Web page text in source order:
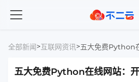
全部新闻>互联网资讯>五大免费Python
五大免费Python在线网站：